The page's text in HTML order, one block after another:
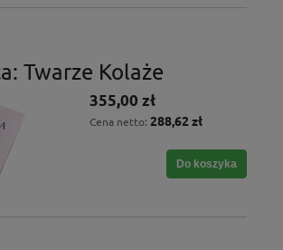
Twarze Kolaże
355,00 zł
Cena netto: 288,62 zł
Do koszyka